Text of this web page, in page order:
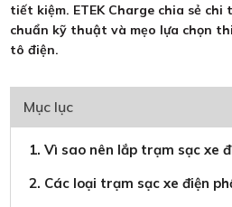
tiết kiệm. ETEK Charge chia sẻ
chuẩn kỹ thuật và mẹo lựa chọn
tô điện.
Mục lục
1. Vì sao nên lắp trạm sạc xe
2. Các loại trạm sạc xe điện